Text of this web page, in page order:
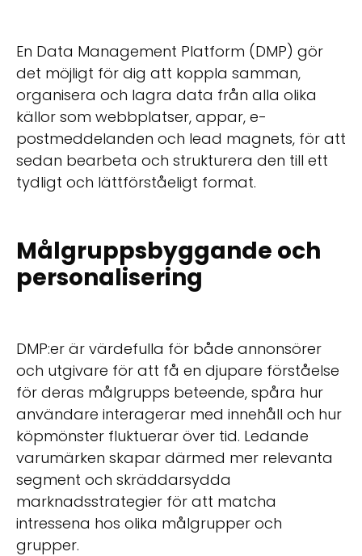
En Data Management Platform (DMP) gör
det möjligt för dig att koppla samman,
organisera och lagra data från alla olika
källor som webbplatser, appar, e-
postmeddelanden och lead magnets, för att
sedan bearbeta och strukturera den till ett
tydligt och lättförståeligt format.
Målgruppsbyggande och
personalisering
DMP:er är värdefulla för både annonsörer
och utgivare för att få en djupare förståelse
för deras målgrupps beteende, spåra hur
användare interagerar med innehåll och hur
köpmönster fluktuerar över tid. Ledande
varumärken skapar därmed mer relevanta
segment och skräddarsydda
marknadsstrategier för att matcha
intressena hos olika målgrupper och
grupper.